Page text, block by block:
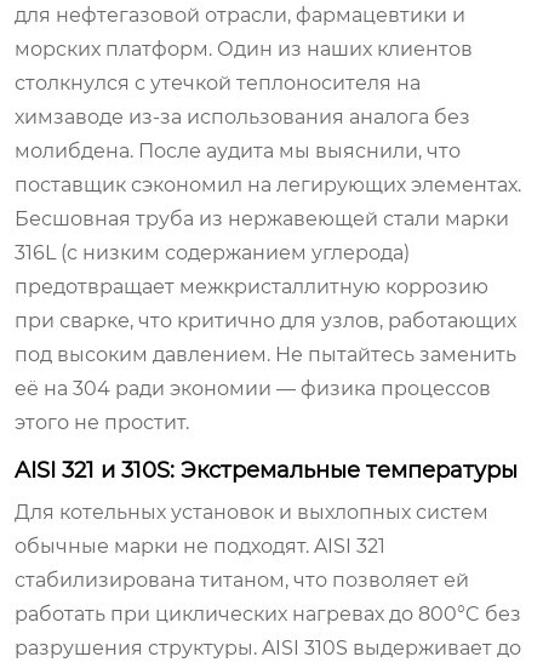
для нефтегазовой отрасли, фармацевтики и
морских платформ. Один из наших клиентов
столкнулся с утечкой теплоносителя на
химзаводе из-за использования аналога без
молибдена. После аудита мы выяснили, что
поставщик сэкономил на легирующих элементах.
Бесшовная труба из нержавеющей стали марки
316L (с низким содержанием углерода)
предотвращает межкристаллитную коррозию
при сварке, что критично для узлов, работающих
под высоким давлением. Не пытайтесь заменить
её на 304 ради экономии — физика процессов
этого не простит.
AISI 321 и 310S: Экстремальные температуры
Для котельных установок и выхлопных систем
обычные марки не подходят. AISI 321
стабилизирована титаном, что позволяет ей
работать при циклических нагревах до 800°C без
разрушения структуры. AISI 310S выдерживает до